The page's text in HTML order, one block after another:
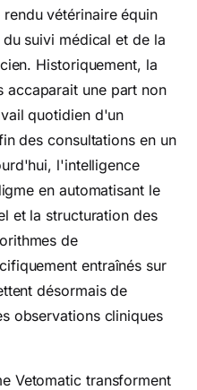
vétérinaire équin
suivi médical et de la
Historiquement, la
accaparait une part non
quotidien d'un
des consultations en un
l'intelligence
en automatisant le
et la structuration des
de
entraînés sur
désormais de
observations cliniques
Vetomatic transforment